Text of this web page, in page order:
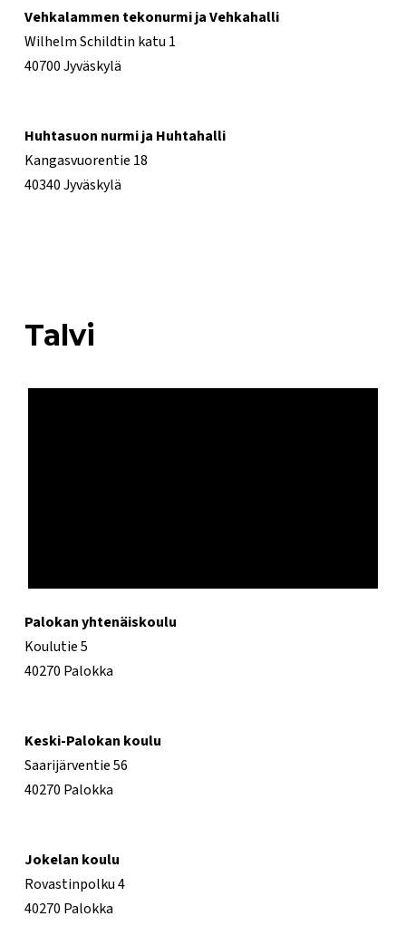
Vehkalammen tekonurmi ja Vehkahalli
Wilhelm Schildtin katu 1
40700 Jyväskylä
Huhtasuon nurmi ja Huhtahalli
Kangasvuorentie 18
40340 Jyväskylä
Talvi
Palokan yhtenäiskoulu
Koulutie 5
40270 Palokka
Keski-Palokan koulu
Saarijärventie 56
40270 Palokka
Jokelan koulu
Rovastinpolku 4
40270 Palokka